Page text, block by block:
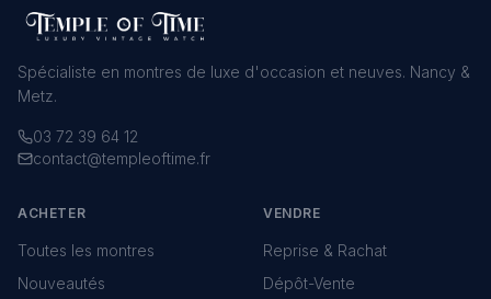
Spécialiste en montres de luxe d'occasion et neuves. Nancy &
Metz.
03 72 39 64 12
contact@templeoftime.fr
ACHETER
Toutes les montres
Nouveautés
VENDRE
Reprise & Rachat
Dépôt-Vente